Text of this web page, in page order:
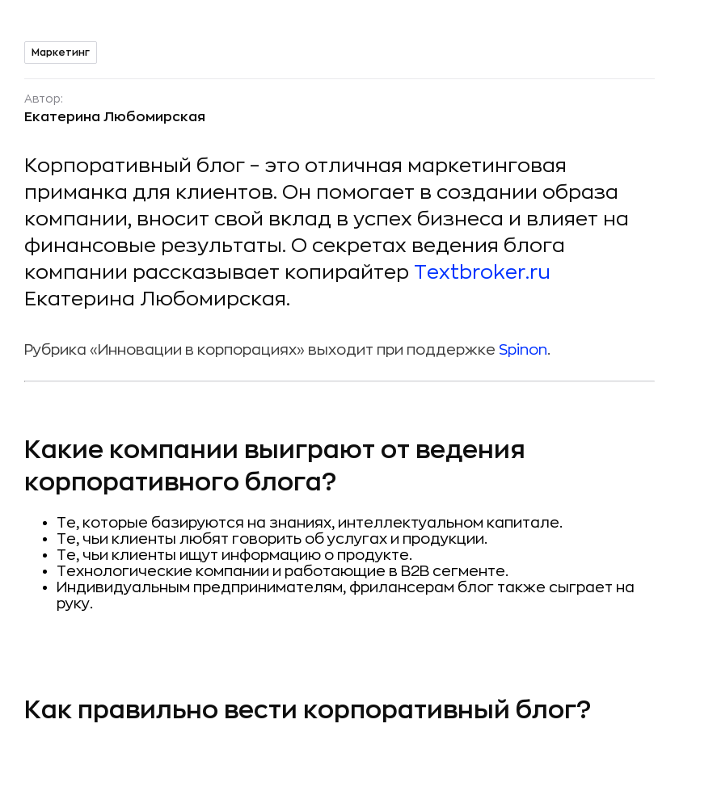
Маркетинг
Автор:
Екатерина Любомирская
Корпоративный блог – это отличная маркетинговая
приманка для клиентов. Он помогает в создании образа
компании, вносит свой вклад в успех бизнеса и влияет на
финансовые результаты. О секретах ведения блога
компании рассказывает копирайтер Textbroker.ru
Екатерина Любомирская.
Рубрика «Инновации в корпорациях» выходит при поддержке Spinon.
Какие компании выиграют от ведения
корпоративного блога?
Те, которые базируются на знаниях, интеллектуальном капитале.
Те, чьи клиенты любят говорить об услугах и продукции.
Те, чьи клиенты ищут информацию о продукте.
Технологические компании и работающие в B2B сегменте.
Индивидуальным предпринимателям, фрилансерам блог также сыграет на
руку.
Как правильно вести корпоративный блог?